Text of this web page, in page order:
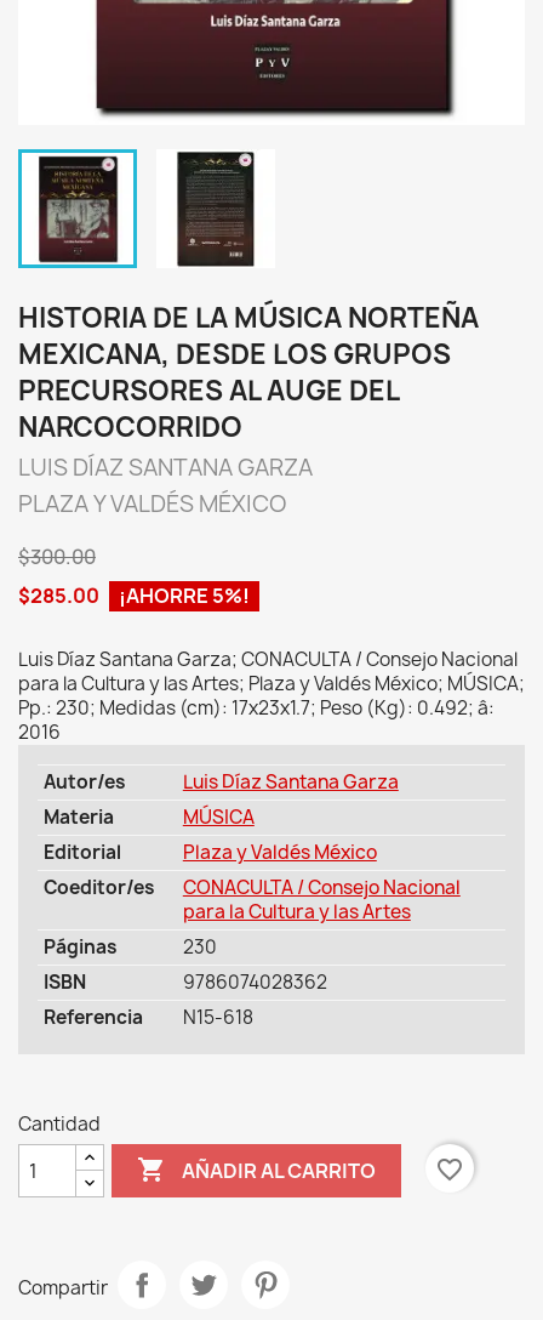
HISTORIA DE LA MÚSICA NORTEÑA
MEXICANA, DESDE LOS GRUPOS
PRECURSORES AL AUGE DEL
NARCOCORRIDO
LUIS DÍAZ SANTANA GARZA
PLAZA Y VALDÉS MÉXICO
$300.00
$285.00
¡AHORRE 5%!
Luis Díaz Santana Garza; CONACULTA / Consejo Nacional
para la Cultura y las Artes; Plaza y Valdés México; MÚSICA;
Pp.: 230; Medidas (cm): 17x23x1.7; Peso (Kg): 0.492; â:
2016
Autor/es
Luis Díaz Santana Garza
Materia
MÚSICA
Editorial
Plaza y Valdés México
Coeditor/es
CONACULTA / Consejo Nacional
para la Cultura y las Artes
Páginas
230
ISBN
9786074028362
Referencia
N15-618
Cantidad
 AÑADIR AL CARRITO favorite_border
Compartir